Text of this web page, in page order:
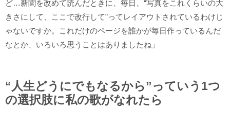
ど…新聞を改めて読んだときに、毎日、“写真をこれくらいの大
きさにして、ここで改行して”ってレイアウトされているわけじ
ゃないですか。これだけのページを誰かが毎日作っているんだ
なとか、いろいろ思うことはありましたね」
“人生どうにでもなるから”っていう1つ
の選択肢に私の歌がなれたら